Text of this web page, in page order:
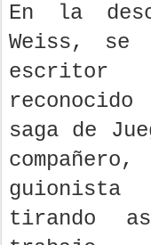
En la
Weiss, se
escritor
saga de
tirando